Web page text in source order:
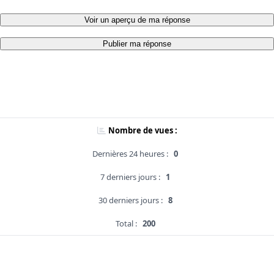
Voir un aperçu de ma réponse
Publier ma réponse
Nombre de vues :
Dernières 24 heures : 0
7 derniers jours : 1
30 derniers jours : 8
Total : 200